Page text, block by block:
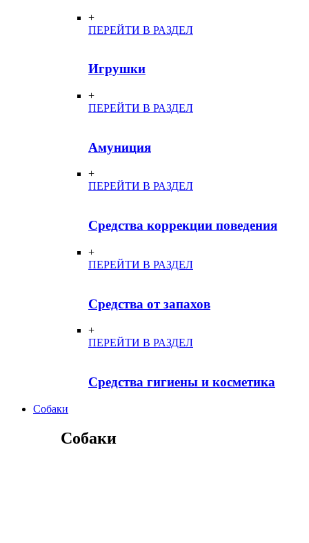
+
ПЕРЕЙТИ В РАЗДЕЛ
Игрушки
+
ПЕРЕЙТИ В РАЗДЕЛ
Амуниция
+
ПЕРЕЙТИ В РАЗДЕЛ
Средства коррекции поведения
+
ПЕРЕЙТИ В РАЗДЕЛ
Средства от запахов
+
ПЕРЕЙТИ В РАЗДЕЛ
Средства гигиены и косметика
Собаки
Собаки